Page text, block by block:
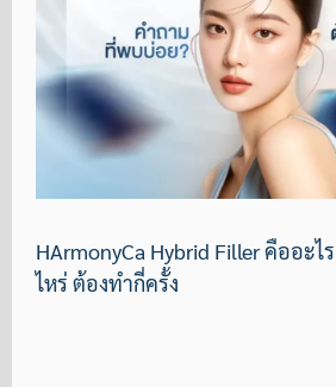
HArmonyCa Hybrid Filler คืออะไ
ไหร่ ต้องทำกี่ครั้ง